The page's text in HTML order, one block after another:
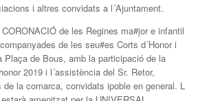
i altres convidats a l´Ajuntament.
de les Regines ma#jor e infantil
de les seu#es Corts d´Honor i
Plaça de Bous, amb la participació de la
2019 i l´assistència del Sr. Retor,
la comarca, convidats ipoble en general. L